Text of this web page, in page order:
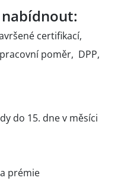
nabídnout:
certifikací,
poměr, DPP,
do 15. dne v měsíci
prémie